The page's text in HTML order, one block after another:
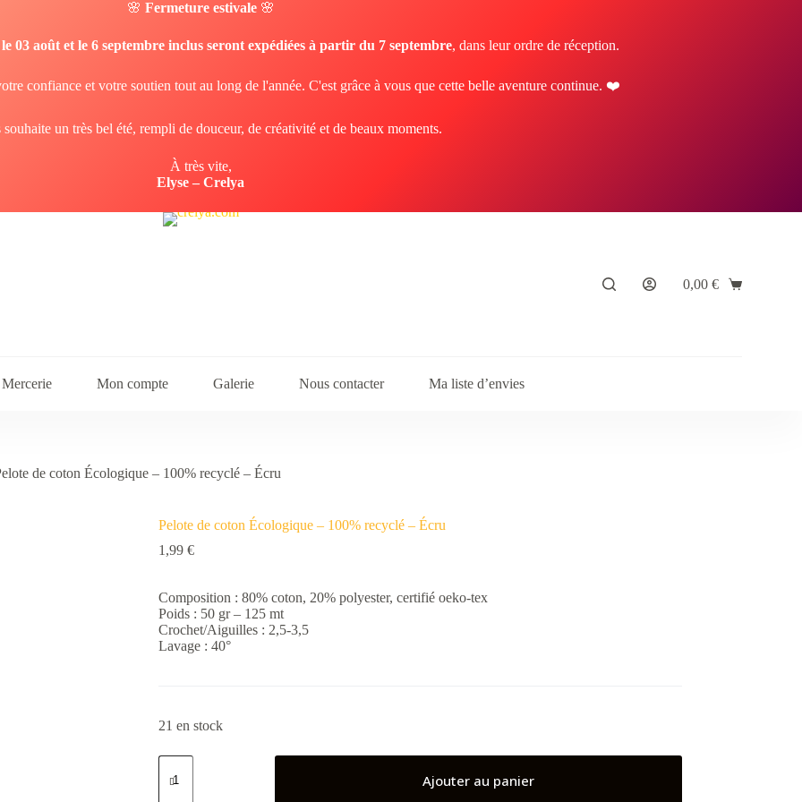
🌸 Fermeture estivale🌸
03 août et le 6 septembre inclus seront expédiées à partir du 7 septembre, dans leur ordre de réception.
confiance et votre soutien tout au long de l'année. C'est grâce à vous que cette belle aventure continue. ❤️
souhaite un très bel été, rempli de douceur, de créativité et de beaux moments.
À très vite,
Elyse – Crelya
Panier
0,00 €
Mercerie Mon compte Galerie Nous contacter Ma liste d’envies
de coton Écologique – 100% recyclé – Écru
Pelote de coton Écologique – 100% recyclé – Écru
1,99 €
Composition : 80% coton, 20% polyester, certifié oeko-tex
Poids : 50 gr – 125 mt
Crochet/Aiguilles : 2,5-3,5
Lavage : 40°
21 en stock
quantité
de
Ajouter au panier